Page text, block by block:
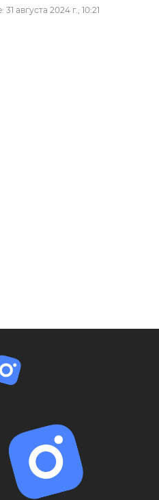
августа 2024 г., 10:21